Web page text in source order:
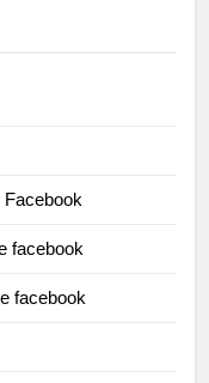
facebook
facebook